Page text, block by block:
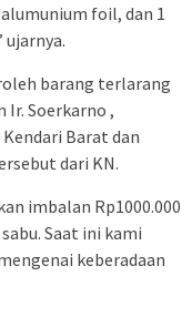
foil, dan 1
ujarnya.
barang terlarang
Ir. Soerkarno ,
Barat dan
dari KN.
imbalan Rp1000.000
Saat ini kami
keberadaan